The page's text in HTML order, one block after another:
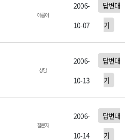
아름이
2006-
10-07
답변대
기
상담
2006-
10-13
답변대
기
질문자
2006-
10-14
답변대
기